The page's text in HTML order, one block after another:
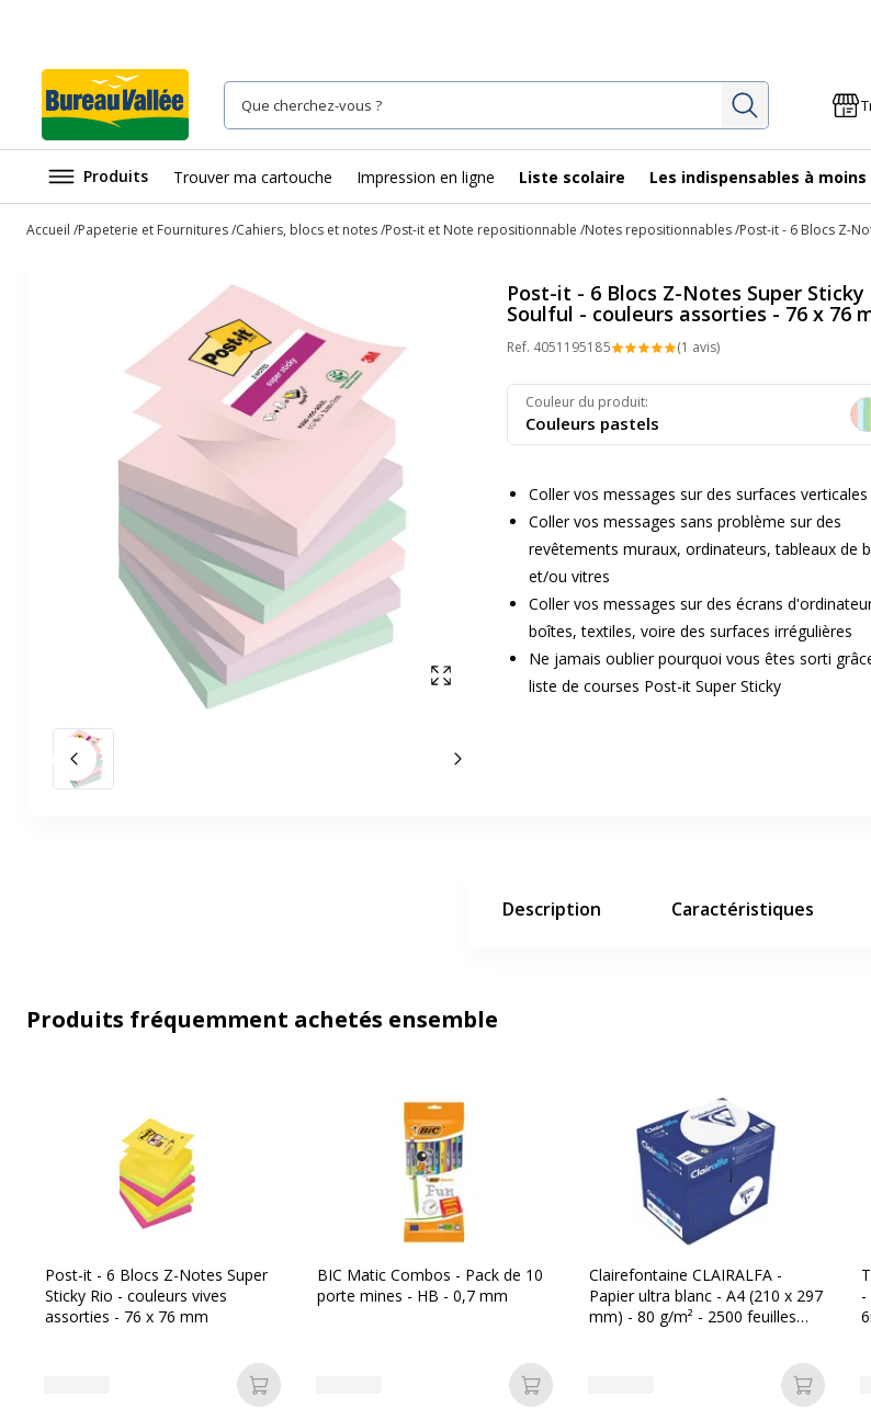
Rechercher
Produits Trouver ma cartouche Impression en ligne Liste scolaire Les indispensables à moins
Accueil Papeterie et Fournitures Cahiers, blocs et notes Post-it et Note repositionnable Notes repositionnables Post-it - 6 Blocs Z-
Afficher en plein écran
Slide précédent Slide suivant
Post-it - 6 Blocs Z-Notes Super Sticky
Soulful - couleurs assorties - 76 x 76
Ref. 4051195185 (1 avis)
Couleur du produit:
Couleurs pastels
Coller vos messages sur des surfaces verticales
Coller vos messages sans problème sur des
revêtements muraux, ordinateurs, tableaux de
et/ou vitres
Coller vos messages sur des écrans
boîtes, textiles, voire des surfaces irrégulières
Ne jamais oublier pourquoi vous êtes sorti
liste de courses Post-it Super Sticky
Description Caractéristiques
Produits fréquemment achetés ensemble
Post-it - 6 Blocs Z-Notes Super
Sticky Rio - couleurs vives
assorties - 76 x 76 mm
Ajouter au panier
BIC Matic Combos - Pack de 10
porte mines - HB - 0,7 mm
Ajouter au panier
Clairefontaine CLAIRALFA -
Papier ultra blanc - A4 (210 x 297
mm) - 80 g/m² - 2500 feuilles
Ajouter
-